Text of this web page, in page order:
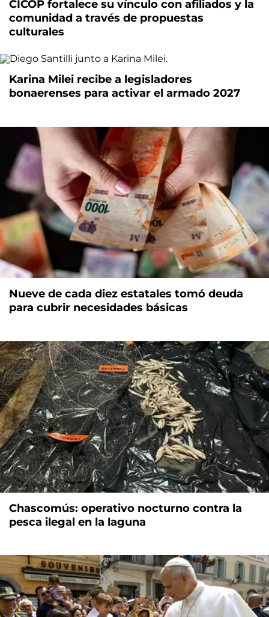
CICOP fortalece su vínculo con afiliados y la
comunidad a través de propuestas
culturales
Karina Milei recibe a legisladores
bonaerenses para activar el armado 2027
Nueve de cada diez estatales tomó deuda
para cubrir necesidades básicas
Chascomús: operativo nocturno contra la
pesca ilegal en la laguna